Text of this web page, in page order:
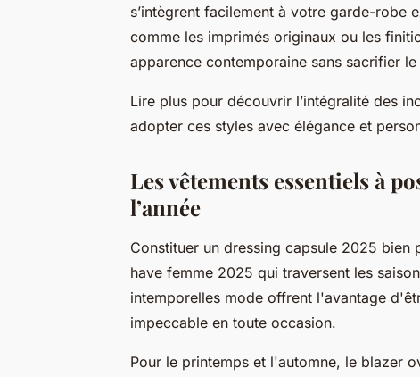
s’intègrent facilement à votre garde-robe
comme les imprimés originaux ou les
apparence contemporaine sans sacrifier
Lire plus pour découvrir l’intégralité des
adopter ces styles avec élégance et
Les vêtements essentiels à
l’année
Constituer un dressing capsule 2025 bien
have femme 2025 qui traversent les
intemporelles mode offrent l'avantage
impeccable en toute occasion.
Pour le printemps et l'automne, le blazer